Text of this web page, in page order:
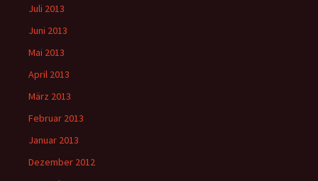
Juli 2013
Juni 2013
Mai 2013
April 2013
März 2013
Februar 2013
Januar 2013
Dezember 2012